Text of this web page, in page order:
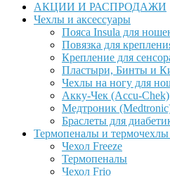
АКЦИИ И РАСПРОДАЖИ
Чехлы и аксессуары
Пояса Insula для
Повязка для
Крепление для
Пластыри, Бинты и
Чехлы на ногу для
Акку-Чек (Accu-Chek)
Медтроник
Браслеты для
Термопеналы и
Чехол Freeze
Термопеналы
Чехол Frio